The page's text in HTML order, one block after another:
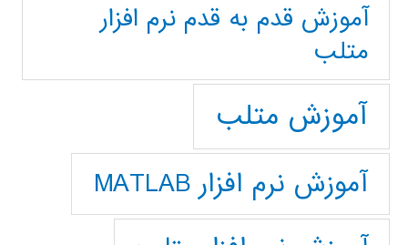
آموزش قدم به قدم نرم افزار
متلب
آموزش متلب
آموزش نرم افزار MATLAB